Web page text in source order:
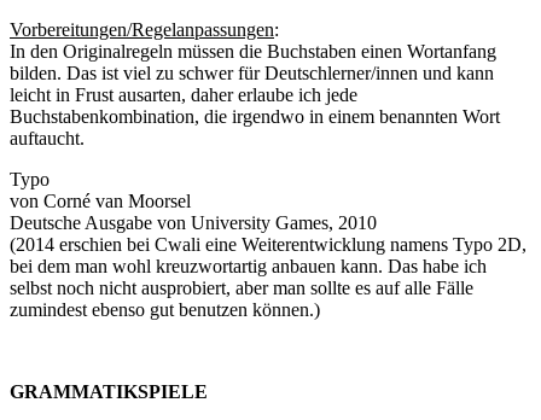
Vorbereitungen/Regelanpassungen:
In den Originalregeln müssen die Buchstaben einen Wortanfang
bilden. Das ist viel zu schwer für Deutschlerner/innen und kann
leicht in Frust ausarten, daher erlaube ich jede
Buchstabenkombination, die irgendwo in einem benannten Wort
auftaucht.
Typo
von Corné van Moorsel
Deutsche Ausgabe von University Games, 2010
(2014 erschien bei Cwali eine Weiterentwicklung namens Typo 2D,
bei dem man wohl kreuzwortartig anbauen kann. Das habe ich
selbst noch nicht ausprobiert, aber man sollte es auf alle Fälle
zumindest ebenso gut benutzen können.)
GRAMMATIKSPIELE